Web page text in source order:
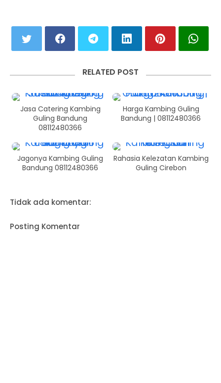
RELATED POST
Jasa Catering Kambing
Guling Bandung
08112480366
Harga Kambing Guling
Bandung | 08112480366
Jagonya Kambing Guling
Bandung 08112480366
Rahasia Kelezatan Kambing
Guling Cirebon
Tidak ada komentar:
Posting Komentar